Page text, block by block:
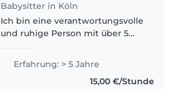
Babysitter in Köln
Ich bin eine verantwortungsvolle
und ruhige Person mit über 5
Kinderbetreuung, inklusive
Kindern mit besonderen
Bedürfnissen. Ich spreche
Erfahrung: > 5 Jahre
15,00 €/Stunde